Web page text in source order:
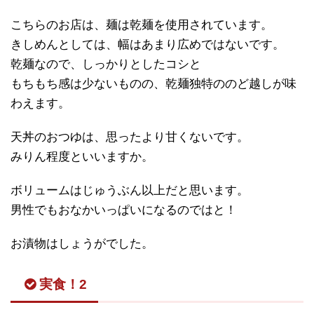
こちらのお店は、麺は乾麺を使用されています。
きしめんとしては、幅はあまり広めではないです。
乾麺なので、しっかりとしたコシと
もちもち感は少ないものの、乾麺独特ののど越しが味
わえます。
天丼のおつゆは、思ったより甘くないです。
みりん程度といいますか。
ボリュームはじゅうぶん以上だと思います。
男性でもおなかいっぱいになるのではと！
お漬物はしょうがでした。
実食！2